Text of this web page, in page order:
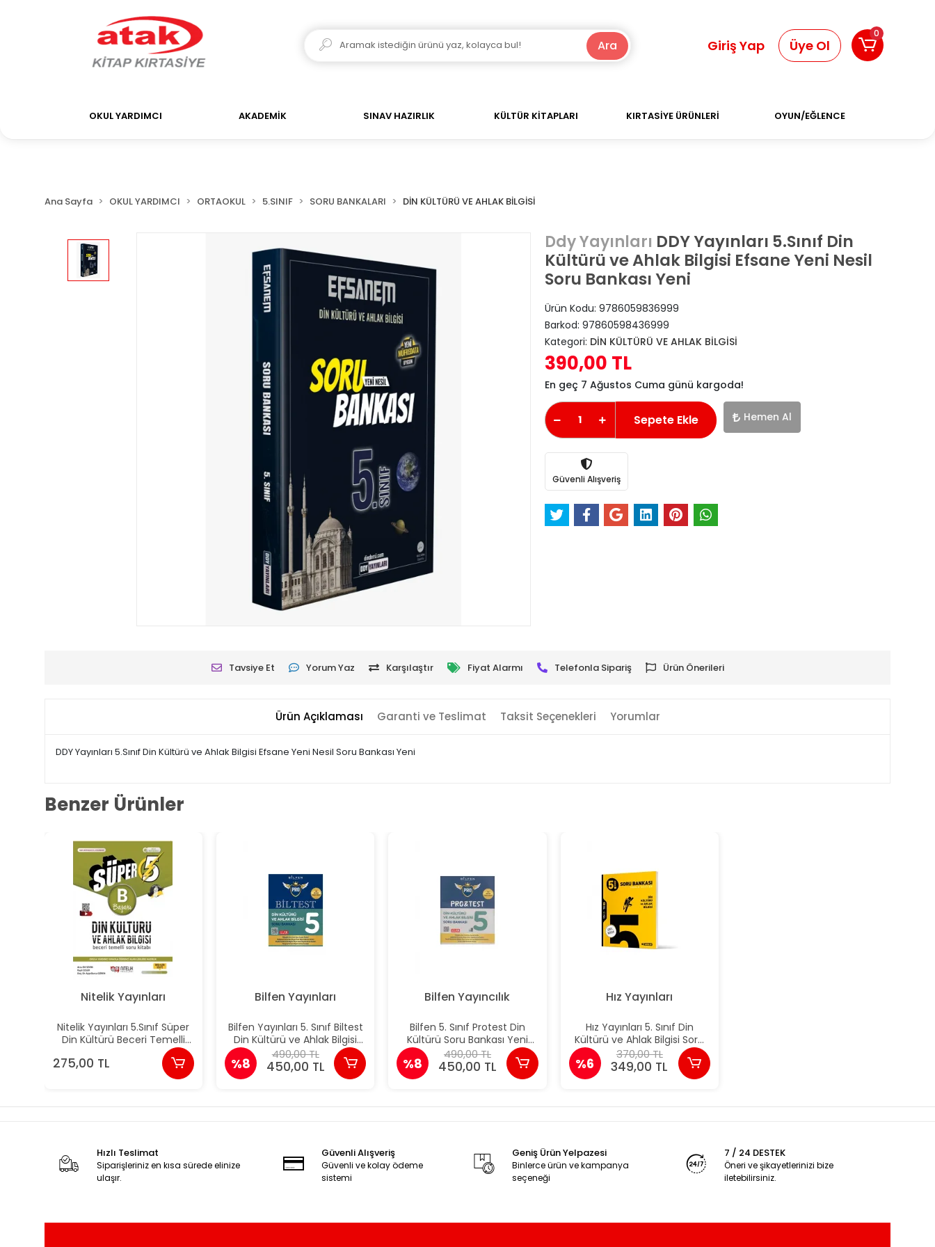
Ara Giriş Yap Üye Ol
0
OKUL YARDIMCI AKADEMİK SINAV HAZIRLIK KÜLTÜR KİTAPLARI KIRTASİYE ÜRÜNLERİ OYUN/EĞLENCE
Ana Sayfa OKUL YARDIMCI ORTAOKUL 5.SINIF SORU BANKALARI DİN KÜLTÜRÜ VE AHLAK BİLGİSİ
Ddy Yayınları DDY Yayınları 5.Sınıf Din
Kültürü ve Ahlak Bilgisi Efsane Yeni Nesil
Soru Bankası Yeni
Ürün Kodu: 9786059836999
Barkod: 97860598436999
Kategori: DİN KÜLTÜRÜ VE AHLAK BİLGİSİ
390,00 TL
En geç 7 Ağustos Cuma günü kargoda!
Sepete Ekle Hemen Al
Güvenli Alışveriş
Tavsiye Et Yorum Yaz Karşılaştır Fiyat Alarmı Telefonla Sipariş Ürün Önerileri
Ürün Açıklaması Garanti ve Teslimat Taksit Seçenekleri Yorumlar
DDY Yayınları 5.Sınıf Din Kültürü ve Ahlak Bilgisi Efsane Yeni Nesil Soru Bankası Yeni
Benzer Ürünler
Nitelik Yayınları
Nitelik Yayınları 5.Sınıf Süper
Din Kültürü Beceri Temelli
275,00 TL
Bilfen Yayınları
Bilfen Yayınları 5. Sınıf Biltest
Din Kültürü ve Ahlak Bilgisi
Soru Bankası
%8
490,00 TL
450,00 TL
Bilfen Yayıncılık
Bilfen 5. Sınıf Protest Din
Kültürü Soru Bankası Yeni
Müfredat
%8
490,00 TL
450,00 TL
Hız Yayınları
Hız Yayınları 5. Sınıf Din
Kültürü ve Ahlak Bilgisi Soru
Bankası Yeni
%6
370,00 TL
349,00 TL
Hızlı Teslimat
Siparişleriniz en kısa sürede elinize
ulaşır.
Güvenli Alışveriş
Güvenli ve kolay ödeme
sistemi
Geniş Ürün Yelpazesi
Binlerce ürün ve kampanya
seçeneği
7 / 24 DESTEK
Öneri ve şikayetlerinizi bize
iletebilirsiniz.